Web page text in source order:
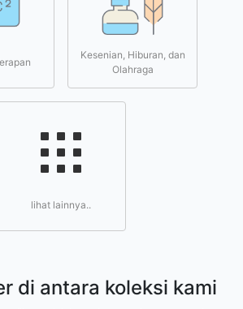
Kesenian, Hiburan, dan
Olahraga
lihat lainnya..
di antara koleksi kami